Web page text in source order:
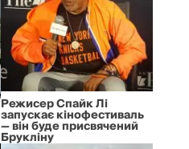
Режисер Спайк Лі
запускає кінофестиваль
— він буде присвячений
Брукліну